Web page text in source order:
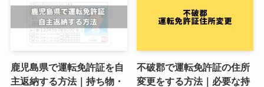
鹿児島県で運転免許証を自
主返納する方法｜持ち物・
不破郡で運転免許証の住所
変更をする方法｜必要な持